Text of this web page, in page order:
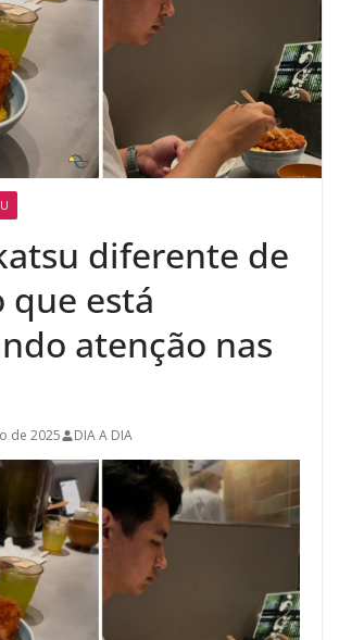
diferente de
que está
atenção nas
de 2025 DIA A DIA